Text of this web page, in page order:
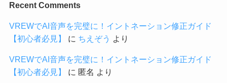
Recent Comments
VREWでAI音声を完璧に！イントネーション修正ガイド
【初心者必見】
に ちえぞう より
VREWでAI音声を完璧に！イントネーション修正ガイド
【初心者必見】
に 匿名 より